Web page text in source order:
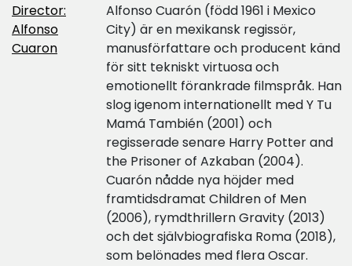
Director:
Alfonso
Cuaron
Alfonso Cuarón (född 1961 i Mexico
City) är en mexikansk regissör,
manusförfattare och producent känd
för sitt tekniskt virtuosa och
emotionellt förankrade filmspråk. Han
slog igenom internationellt med Y Tu
Mamá También (2001) och
regisserade senare Harry Potter and
the Prisoner of Azkaban (2004).
Cuarón nådde nya höjder med
framtidsdramat Children of Men
(2006), rymdthrillern Gravity (2013)
och det självbiografiska Roma (2018),
som belönades med flera Oscar.